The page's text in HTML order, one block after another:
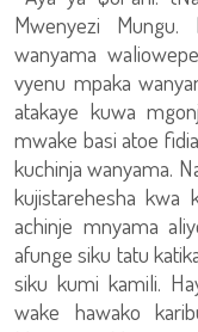
Mwenyezi
wanyama
vyenu mpaka
atakaye kuwa
mwake basi atoe
kuchinja wanyama.
kujistarehesha kwa
achinje mnyama
afunge siku tatu
siku kumi kamili.
wake hawako